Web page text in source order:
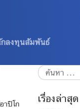
ลงทุนสัมพันธ์
าปิโก
เรื่องล่าสุด